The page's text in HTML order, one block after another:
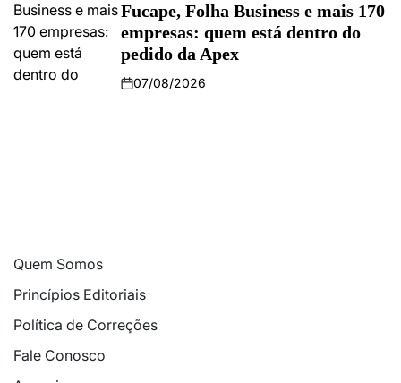
Fucape, Folha Business e mais 170
empresas: quem está dentro do
pedido da Apex
07/08/2026
Quem Somos
Princípios Editoriais
Política de Correções
Fale Conosco